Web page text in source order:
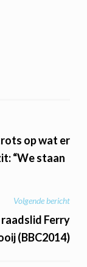
op wat er
“We staan
Volgende bericht
Ferry
(BBC2014)